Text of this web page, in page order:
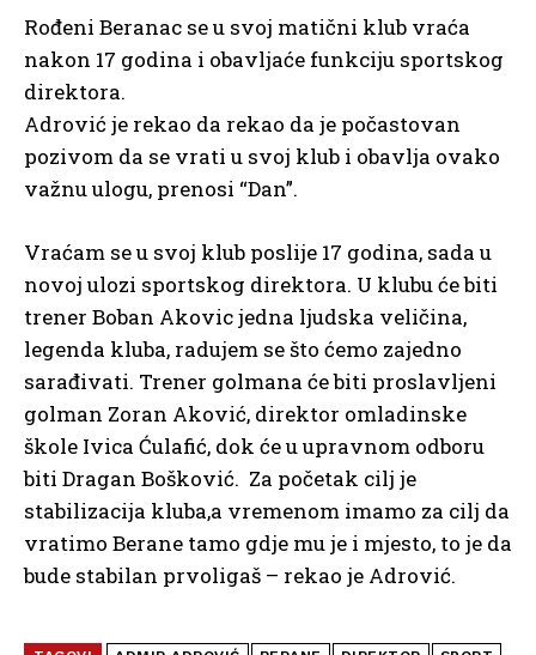
Rođeni Beranac se u svoj matični klub vraća
nakon 17 godina i obavljaće funkciju sportskog
direktora.
Adrović je rekao da rekao da je počastovan
pozivom da se vrati u svoj klub i obavlja ovako
važnu ulogu, prenosi “Dan”.
Vraćam se u svoj klub poslije 17 godina, sada u
novoj ulozi sportskog direktora. U klubu će biti
trener Boban Akovic jedna ljudska veličina,
legenda kluba, radujem se što ćemo zajedno
sarađivati. Trener golmana će biti proslavljeni
golman Zoran Aković, direktor omladinske
škole Ivica Ćulafić, dok će u upravnom odboru
biti Dragan Bošković. Za početak cilj je
stabilizacija kluba,a vremenom imamo za cilj da
vratimo Berane tamo gdje mu je i mjesto, to je da
bude stabilan prvoligaš – rekao je Adrović.